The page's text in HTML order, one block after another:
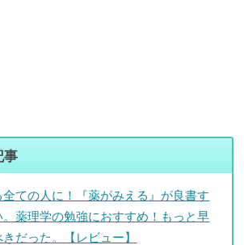
事
ての人に！『薬がみえる』が良書す
。薬理学の勉強におすすめ！もっと早
きだった。【レビュー】